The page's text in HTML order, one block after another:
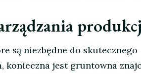
są niezbędne do skutecznego
konieczna jest gruntowna